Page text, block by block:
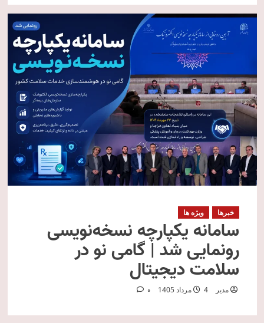
خبرها ویژه ها
سامانه یکپارچه نسخه‌نویسی
رونمایی شد | گامی نو در
سلامت دیجیتال
مدیر 4 مرداد 1405 0